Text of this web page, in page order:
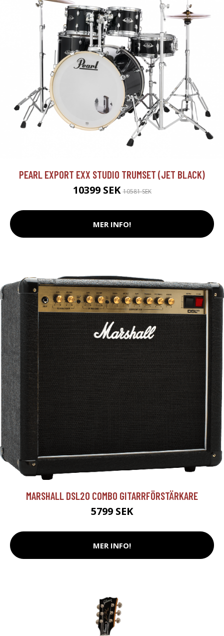
PEARL EXPORT EXX STUDIO TRUMSET (JET BLACK)
10399 SEK10581 SEK
MER INFO!
MARSHALL DSL20 COMBO GITARRFÖRSTÄRKARE
5799 SEK
MER INFO!